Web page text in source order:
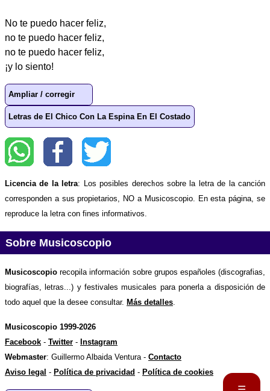
No te puedo hacer feliz,
no te puedo hacer feliz,
no te puedo hacer feliz,
¡y lo siento!
Ampliar / corregir
Letras de El Chico Con La Espina En El Costado
Licencia de la letra: Los posibles derechos sobre la letra de la canción
corresponden a sus propietarios, NO a Musicoscopio. En esta página, se
reproduce la letra con fines informativos.
Sobre Musicoscopio
Musicoscopio recopila información sobre grupos españoles (discografias,
biografías, letras...) y festivales musicales para ponerla a disposición de
todo aquel que la desee consultar. Más detalles.
Musicoscopio 1999-2026
Facebook - Twitter - Instagram
Webmaster: Guillermo Albaida Ventura - Contacto
Aviso legal - Política de privacidad - Política de cookies